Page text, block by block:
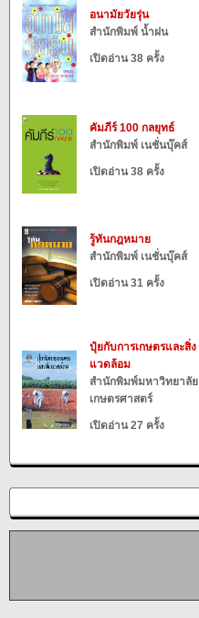
อนามัยวัยรุ่น
สำนักพิมพ์ น้ำฝน
เปิดอ่าน 38 ครั้ง
คัมภีร์ 100 กลยุทธ์
สำนักพิมพ์ เนชั่นบุ๊คส์
เปิดอ่าน 38 ครั้ง
รู้ทันกฎหมาย
สำนักพิมพ์ เนชั่นบุ๊คส์
เปิดอ่าน 31 ครั้ง
ปุ๋ยกับการเกษตรและสิ่ง
แวดล้อม
สำนักพิมพ์มหาวิทยาลัย
เกษตรศาสตร์
เปิดอ่าน 27 ครั้ง